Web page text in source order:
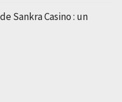
Sankra Casino : un